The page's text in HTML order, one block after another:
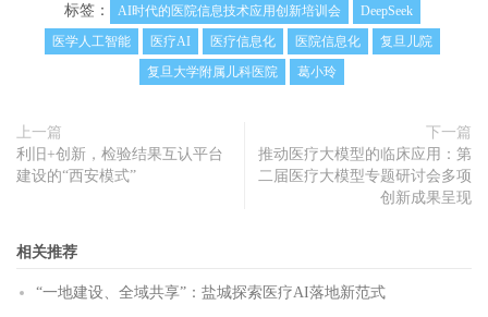
标签： AI时代的医院信息技术应用创新培训会
DeepSeek
医学人工智能
医疗AI 医疗信息化 医院信息化
复旦儿院
复旦大学附属儿科医院
葛小玲
上一篇
利旧+创新，检验结果互认平台
建设的“西安模式”
下一篇
推动医疗大模型的临床应用：第
二届医疗大模型专题研讨会多项
创新成果呈现
相关推荐
“一地建设、全域共享”：盐城探索医疗AI落地新范式